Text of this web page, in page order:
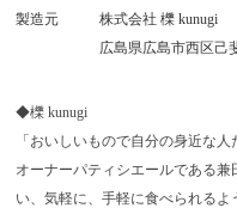
製造元
株式会社 櫟 kunugi
広島県広島市西区己
◆櫟 kunugi
「おいしいもので自分の身近な
オーナーパティシエールである
い、気軽に、手軽に食べられる